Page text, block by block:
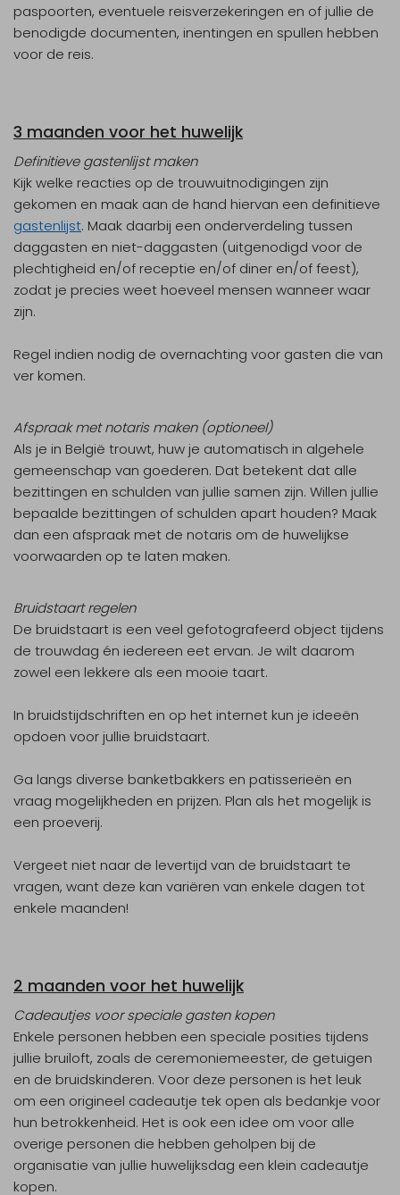
paspoorten, eventuele reisverzekeringen en of jullie de
benodigde documenten, inentingen en spullen hebben
voor de reis.
3 maanden voor het huwelijk
Definitieve gastenlijst maken
Kijk welke reacties op de trouwuitnodigingen zijn
gekomen en maak aan de hand hiervan een definitieve
gastenlijst. Maak daarbij een onderverdeling tussen
daggasten en niet-daggasten (uitgenodigd voor de
plechtigheid en/of receptie en/of diner en/of feest),
zodat je precies weet hoeveel mensen wanneer waar
zijn.
Regel indien nodig de overnachting voor gasten die van
ver komen.
Afspraak met notaris maken (optioneel)
Als je in België trouwt, huw je automatisch in algehele
gemeenschap van goederen. Dat betekent dat alle
bezittingen en schulden van jullie samen zijn. Willen jullie
bepaalde bezittingen of schulden apart houden? Maak
dan een afspraak met de notaris om de huwelijkse
voorwaarden op te laten maken.
Bruidstaart regelen
De bruidstaart is een veel gefotografeerd object tijdens
de trouwdag én iedereen eet ervan. Je wilt daarom
zowel een lekkere als een mooie taart.
In bruidstijdschriften en op het internet kun je ideeën
opdoen voor jullie bruidstaart.
Ga langs diverse banketbakkers en patisserieën en
vraag mogelijkheden en prijzen. Plan als het mogelijk is
een proeverij.
Vergeet niet naar de levertijd van de bruidstaart te
vragen, want deze kan variëren van enkele dagen tot
enkele maanden!
2 maanden voor het huwelijk
Cadeautjes voor speciale gasten kopen
Enkele personen hebben een speciale posities tijdens
jullie bruiloft, zoals de ceremoniemeester, de getuigen
en de bruidskinderen. Voor deze personen is het leuk
om een origineel cadeautje tek open als bedankje voor
hun betrokkenheid. Het is ook een idee om voor alle
overige personen die hebben geholpen bij de
organisatie van jullie huwelijksdag een klein cadeautje
kopen.